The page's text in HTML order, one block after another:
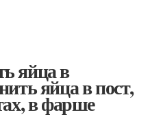
яйца в
яйца в пост,
в фарше